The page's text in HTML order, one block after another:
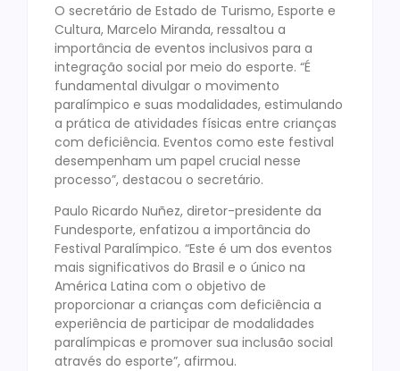
O secretário de Estado de Turismo, Esporte e
Cultura, Marcelo Miranda, ressaltou a
importância de eventos inclusivos para a
integração social por meio do esporte. “É
fundamental divulgar o movimento
paralímpico e suas modalidades, estimulando
a prática de atividades físicas entre crianças
com deficiência. Eventos como este festival
desempenham um papel crucial nesse
processo”, destacou o secretário.
Paulo Ricardo Nuñez, diretor-presidente da
Fundesporte, enfatizou a importância do
Festival Paralímpico. “Este é um dos eventos
mais significativos do Brasil e o único na
América Latina com o objetivo de
proporcionar a crianças com deficiência a
experiência de participar de modalidades
paralímpicas e promover sua inclusão social
através do esporte”, afirmou.